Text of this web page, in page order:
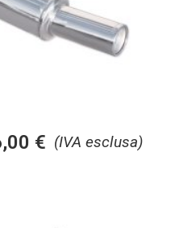
(IVA esclusa)
€